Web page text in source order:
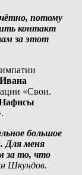
потому
контакт
за этот
Ивана
«Свои.
.
большое
Для меня
за то, что
Шкундов.